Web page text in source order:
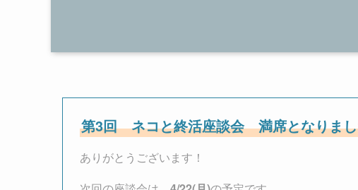
第3回 ネコと終活座談会 満席となりま
ありがとうございます！